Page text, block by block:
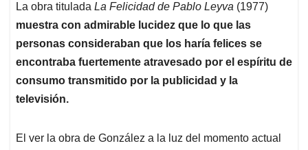
La obra titulada La Felicidad de Pablo Leyva (1977)
muestra con admirable lucidez que lo que las
personas consideraban que los haría felices se
encontraba fuertemente atravesado por el espíritu de
consumo transmitido por la publicidad y la
televisión.
El ver la obra de González a la luz del momento actual